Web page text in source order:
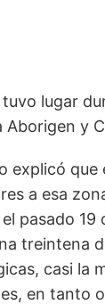
lugar
Aborigen y
explicó que
a esa
pasado 19
treintena
casi la
en tanto